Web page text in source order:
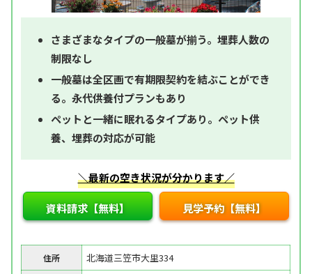
さまざまなタイプの一般墓が揃う。埋葬人数の
制限なし
一般墓は全区画で有期限契約を結ぶことができ
る。永代供養付プランもあり
ペットと一緒に眠れるタイプあり。ペット供
養、埋葬の対応が可能
＼最新の空き状況が分かります／
資料請求【無料】 見学予約【無料】
住所 北海道三笠市大里334